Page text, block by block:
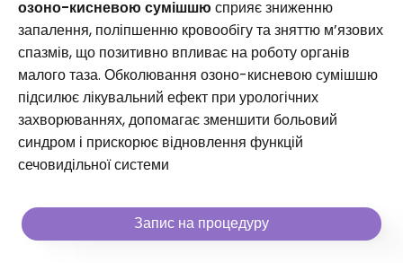
озоно-кисневою сумішшю сприяє зниженню
запалення, поліпшенню кровообігу та зняттю м’язових
спазмів, що позитивно впливає на роботу органів
малого таза. Обколювання озоно-кисневою сумішшю
підсилює лікувальний ефект при урологічних
захворюваннях, допомагає зменшити больовий
синдром і прискорює відновлення функцій
сечовидільної системи
Запис на процедуру